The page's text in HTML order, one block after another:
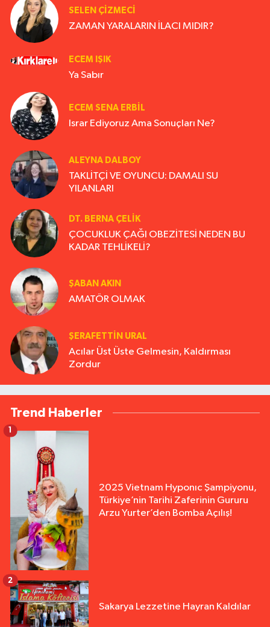
SELEN ÇİZMECİ
ZAMAN YARALARIN İLACI MIDIR?
ECEM IŞIK
Ya Sabır
ECEM SENA ERBIL
Israr Ediyoruz Ama Sonuçları Ne?
ALEYNA DALBOY
TAKLİTÇİ VE OYUNCU: DAMALI SU
YILANLARI
DT. BERNA ÇELIK
ÇOCUKLUK ÇAĞI OBEZİTESİ NEDEN BU
KADAR TEHLİKELİ?
ŞABAN AKIN
AMATÖR OLMAK
ŞERAFETTIN URAL
Acılar Üst Üste Gelmesin, Kaldırması
Zordur
Trend Haberler
2025 Vietnam Hyponıc Şampiyonu,
Türkiye’nin Tarihi Zaferinin Gururu
Arzu Yurter’den Bomba Açılış!
1
Sakarya Lezzetine Hayran Kaldılar
2